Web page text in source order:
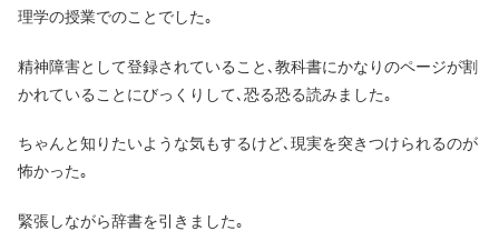
理学の授業でのことでした｡
精神障害として登録されていること､教科書にかなりのページが割
かれていることにびっくりして､恐る恐る読みました｡
ちゃんと知りたいような気もするけど､現実を突きつけられるのが
怖かった｡
緊張しながら辞書を引きました｡